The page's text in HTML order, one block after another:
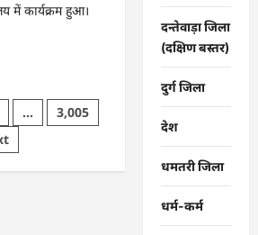
में कार्यक्रम हुआ।
…
3,005
दन्तेवाड़ा जिला
(दक्षिण बस्तर)
दुर्ग जिला
देश
धमतरी जिला
धर्म-कर्म